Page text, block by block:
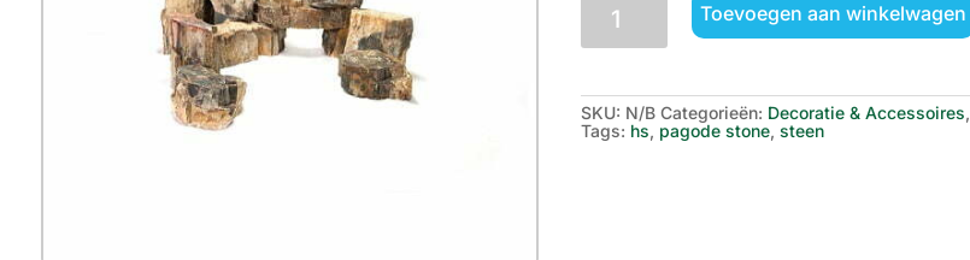
Steen
Pagode
Stone
Toevoegen aan winkelwagen
SKU: N/B Categorieën: Decoratie & Accessoires,
Tags: hs, pagode stone, steen